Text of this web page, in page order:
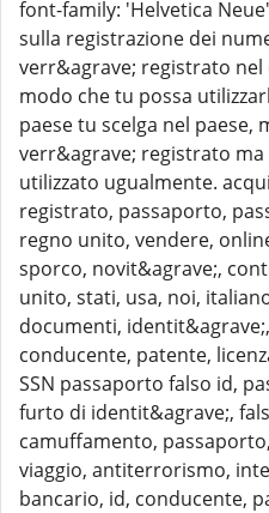
font-family: 'Helvetica
sulla registrazione dei
verr&agrave; registrato nel
modo che tu possa
paese tu scelga nel paese,
verr&agrave; registrato
utilizzato ugualmente.
registrato, passaporto,
regno unito, vendere,
sporco, novit&agrave;,
unito, stati, usa, noi,
documenti,
conducente, patente,
SSN passaporto falso id,
furto di identit&agrave;,
camuffamento,
viaggio, antiterrorismo,
bancario, id, conducente,